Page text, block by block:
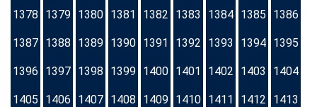
1378 1379 1380 1381 1382 1383 1384 1385 1386
1387 1388 1389 1390 1391 1392 1393 1394 1395
1396 1397 1398 1399 1400 1401 1402 1403 1404
1405 1406 1407 1408 1409 1410 1411 1412 1413